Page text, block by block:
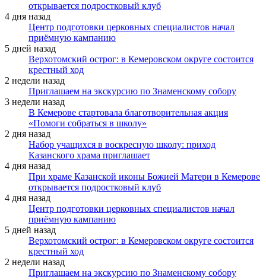
открывается подростковый клуб
4 дня назад
Центр подготовки церковных специалистов начал
приёмную кампанию
5 дней назад
Верхотомский острог: в Кемеровском округе состоится
крестный ход
2 недели назад
Приглашаем на экскурсию по Знаменскому собору
3 недели назад
В Кемерове стартовала благотворительная акция
«Помоги собраться в школу»
2 дня назад
Набор учащихся в воскресную школу: приход
Казанского храма приглашает
4 дня назад
При храме Казанской иконы Божией Матери в Кемерове
открывается подростковый клуб
4 дня назад
Центр подготовки церковных специалистов начал
приёмную кампанию
5 дней назад
Верхотомский острог: в Кемеровском округе состоится
крестный ход
2 недели назад
Приглашаем на экскурсию по Знаменскому собору